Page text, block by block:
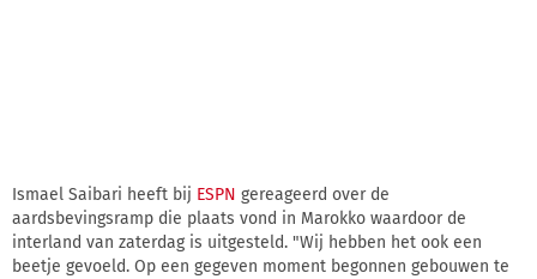
Ismael Saibari heeft bij ESPN gereageerd over de
aardsbevingsramp die plaats vond in Marokko waardoor de
interland van zaterdag is uitgesteld. "Wij hebben het ook een
beetje gevoeld. Op een gegeven moment begonnen gebouwen te